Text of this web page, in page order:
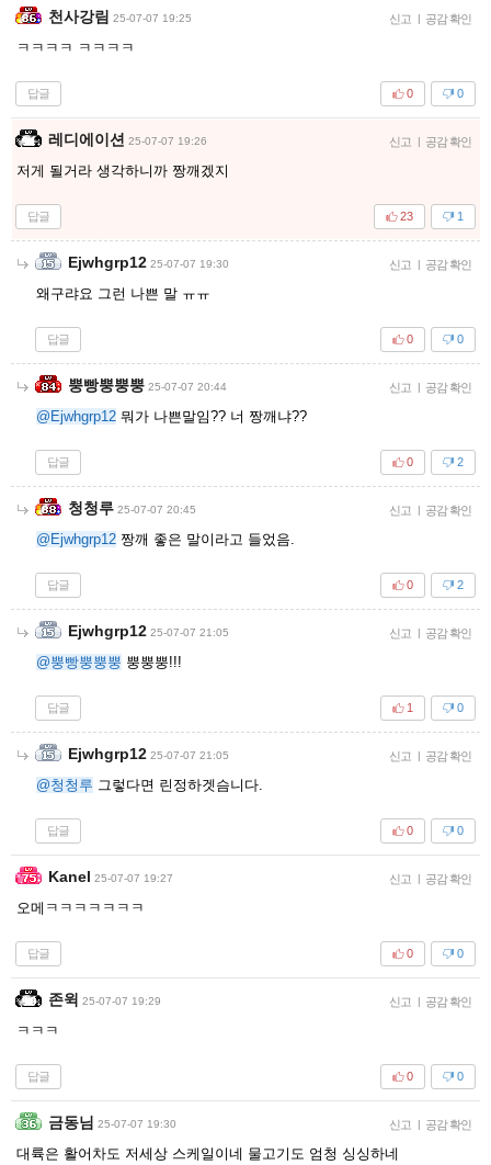
천사강림 25-07-07 19:25 신고 | 공감 확인
ㅋㅋㅋㅋ ㅋㅋㅋㅋ
답글 0
0
레디에이션 25-07-07 19:26 신고 | 공감 확인
저게 될거라 생각하니까 짱깨겠지
답글 1
23
Ejwhgrp12 25-07-07 19:30 신고 | 공감 확인
왜구랴요 그런 나쁜 말 ㅠㅠ
답글 0
0
뿡빵뿡뿡뿡 25-07-07 20:44 신고 | 공감 확인
@Ejwhgrp12 뭐가 나쁜말임?? 너 짱깨냐??
답글 2
0
청청루 25-07-07 20:45 신고 | 공감 확인
@Ejwhgrp12 짱깨 좋은 말이라고 들었음.
답글 2
0
Ejwhgrp12 25-07-07 21:05 신고 | 공감 확인
@뿡빵뿡뿡뿡 뿡뿡뿡!!!
답글 0
1
Ejwhgrp12 25-07-07 21:05 신고 | 공감 확인
@청청루 그렇다면 린정하겟슴니다.
답글 0
0
Kanel 25-07-07 19:27 신고 | 공감 확인
오메ㅋㅋㅋㅋㅋㅋㅋ
답글 0
0
존윅 25-07-07 19:29 신고 | 공감 확인
ㅋㅋㅋ
답글 0
0
금동님 25-07-07 19:30 신고 | 공감 확인
대륙은 활어차도 저세상 스케일이네 물고기도 엄청 싱싱하네